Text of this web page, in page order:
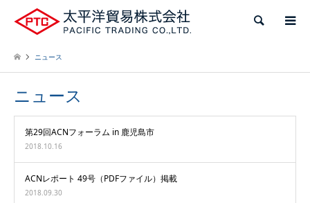
検索
ニュース
ニュース
第29回ACNフォーラム in 鹿児島市
2018.10.16
ACNレポート 49号（PDFファイル）掲載
2018.09.30